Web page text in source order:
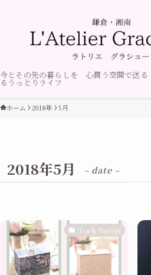
今とその先の暮らしを 心潤う空間で送
るうっとりライフ
ホーム 2018年 5月
2018年5月 – date –
Tea & Sweets